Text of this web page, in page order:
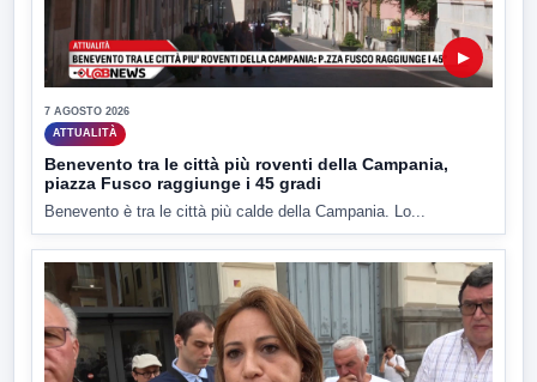
▶
7 AGOSTO 2026
ATTUALITÀ
Benevento tra le città più roventi della Campania,
piazza Fusco raggiunge i 45 gradi
Benevento è tra le città più calde della Campania. Lo...